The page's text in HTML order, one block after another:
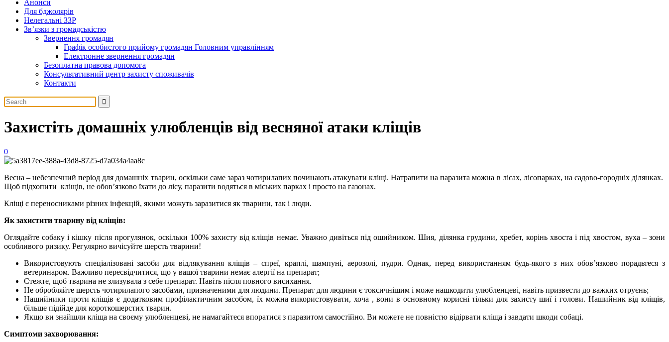
Анонси
Для бджолярів
Нелегальні ЗЗР
Зв’язки з громадськістю
Звернення громадян
Графік особистого прийому громадян Головним управлінням
Електронне звернення громадян
Безоплатна правова допомога
Консультативний центр захисту споживачів
Контакти
Захистіть домашніх улюбленців від весняної атаки кліщів
0
Весна – небезпечний період для домашніх тварин, оскільки саме зараз чотирилапих починають атакувати кліщі. Натрапити на паразита можна в лісах, лісопарках, на садово-городніх ділянках.
Щоб підхопити кліщів, не обов’язково їхати до лісу, паразити водяться в міських парках і просто на газонах.
Кліщі є переносниками різних інфекцій, якими можуть заразитися як тварини, так і люди.
Як захистити тварину від кліщів:
Оглядайте собаку і кішку після прогулянок, оскільки 100% захисту від кліщів немає. Уважно дивіться під ошийником. Шия, ділянка грудини, хребет, корінь хвоста і під хвостом, вуха – зони
особливого ризику. Регулярно вичісуйте шерсть тварини!
Використовують спеціалізовані засоби для відлякування кліщів – спреї, краплі, шампуні, аерозолі, пудри. Однак, перед використанням будь-якого з них обов’язково порадьтеся з
ветеринаром. Важливо пересвідчитися, що у вашої тварини немає алергії на препарат;
Стежте, щоб тварина не злизувала з себе препарат. Навіть після повного висихання.
Не обробляйте шерсть чотирилапого засобами, призначеними для людини. Препарат для людини є токсичнішим і може нашкодити улюбленцеві, навіть призвести до важких отруєнь;
Нашийники проти кліщів є додатковим профілактичним засобом, їх можна використовувати, хоча , вони в основному корисні тільки для захисту шиї і голови. Нашийник від кліщів,
більше підійде для короткошерстих тварин.
Якщо ви знайшли кліща на своєму улюбленцеві, не намагайтеся впоратися з паразитом самостійно. Ви можете не повністю відірвати кліща і завдати шкоди собаці.
Симптоми захворювання: